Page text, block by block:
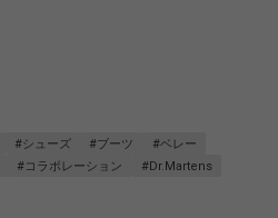
#シューズ #ブーツ
#ベレー
#コラボレーション #Dr.Martens